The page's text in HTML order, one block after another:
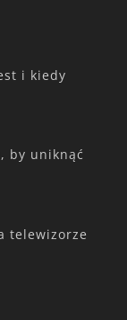
i kiedy
by uniknąć
telewizorze